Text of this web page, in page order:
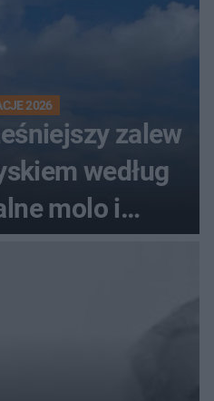
2026
zalew
według
molo i